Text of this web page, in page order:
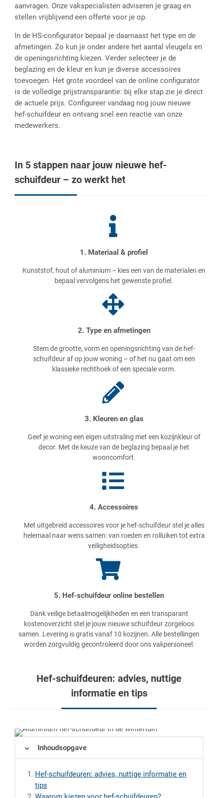
aanvragen. Onze vakspecialisten adviseren je graag en
stellen vrijblijvend een offerte voor je op.
In de HS-configurator bepaal je daarnaast het type en de
afmetingen. Zo kun je onder andere het aantal vleugels en
de openingsrichting kiezen. Verder selecteer je de
beglazing en de kleur en kun je diverse accessoires
toevoegen. Het grote voordeel van de online configurator
is de volledige prijstransparantie: bij elke stap zie je direct
de actuele prijs. Configureer vandaag nog jouw nieuwe
hef-schuifdeur en ontvang snel een reactie van onze
medewerkers.
In 5 stappen naar jouw nieuwe hef-
schuifdeur – zo werkt het
1. Materiaal & profiel
Kunststof, hout of aluminium – kies een van de materialen en
bepaal vervolgens het gewenste profiel.
2. Type en afmetingen
Stem de grootte, vorm en openingsrichting van de hef-
schuifdeur af op jouw woning – of het nu gaat om een
klassieke rechthoek of een speciale vorm.
3. Kleuren en glas
Geef je woning een eigen uitstraling met een kozijnkleur of
decor. Met de keuze van de beglazing bepaal je het
wooncomfort.
4. Accessoires
Met uitgebreid accessoires voor je hef-schuifdeur stel je alles
helemaal naar wens samen: van roeden en rolluiken tot extra
veiligheidsopties.
5. Hef-schuifdeur online bestellen
Dank veilige betaalmogelijkheden en een transparant
kostenoverzicht stel je jouw nieuwe schuifdeur zorgeloos
samen. Levering is gratis vanaf 10 kozijnen. Alle bestellingen
worden zorgvuldig gecontroleerd door ons vakpersoneel.
Hef-schuifdeuren: advies, nuttige
informatie en tips
Inhoudsopgave
Hef-schuifdeuren: advies, nuttige informatie en
tips